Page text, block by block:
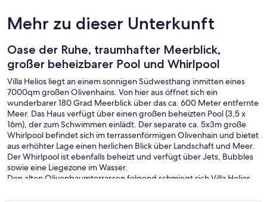
Mehr zu dieser Unterkunft
Oase der Ruhe, traumhafter Meerblick,
großer beheizbarer Pool und Whirlpool
Villa Helios liegt an einem sonnigen Südwesthang inmitten eines
7000qm großen Olivenhains. Von hier aus öffnet sich ein
wunderbarer 180 Grad Meerblick über das ca. 600 Meter entfernte
Meer. Das Haus verfügt über einen großen beheizten Pool (3,5 x
16m), der zum Schwimmen einlädt. Der separate ca. 5x3m große
Whirlpool befindet sich im terrassenförmigen Olivenhain und bietet
aus erhöhter Lage einen herlichen Blick über Landschaft und Meer.
Der Whirlpool ist ebenfalls beheizt und verfügt über Jets, Bubbles
sowie eine Liegezone im Wasser.
Den alten Olivenbaumterrassen folgend schmiegt sich Villa Helios
Zimmern, Terrassen, Pool und Garten einen freien Meerblick.